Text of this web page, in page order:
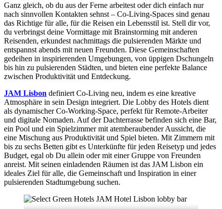
Ganz gleich, ob du aus der Ferne arbeitest oder dich einfach nur
nach sinnvollen Kontakten sehnst – Co-Living-Spaces sind genau
das Richtige für alle, für die Reisen ein Lebensstil ist. Stell dir vor,
du verbringst deine Vormittage mit Brainstorming mit anderen
Reisenden, erkundest nachmittags die pulsierenden Märkte und
entspannst abends mit neuen Freunden. Diese Gemeinschaften
gedeihen in inspirierenden Umgebungen, von üppigen Dschungeln
bis hin zu pulsierenden Städten, und bieten eine perfekte Balance
zwischen Produktivität und Entdeckung.
JAM Lisbon definiert Co-Living neu, indem es eine kreative
Atmosphäre in sein Design integriert. Die Lobby des Hotels dient
als dynamischer Co-Working-Space, perfekt für Remote-Arbeiter
und digitale Nomaden. Auf der Dachterrasse befinden sich eine Bar,
ein Pool und ein Spielzimmer mit atemberaubender Aussicht, die
eine Mischung aus Produktivität und Spiel bieten. Mit Zimmern mit
bis zu sechs Betten gibt es Unterkünfte für jeden Reisetyp und jedes
Budget, egal ob Du allein oder mit einer Gruppe von Freunden
anreist. Mit seinen einladenden Räumen ist das JAM Lisbon ein
ideales Ziel für alle, die Gemeinschaft und Inspiration in einer
pulsierenden Stadtumgebung suchen.